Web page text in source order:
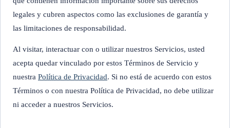
legales y cubren aspectos como las exclusiones de garantía y
las limitaciones de responsabilidad.
Al visitar, interactuar con o utilizar nuestros Servicios, usted
acepta quedar vinculado por estos Términos de Servicio y
nuestra Política de Privacidad. Si no está de acuerdo con estos
Términos o con nuestra Política de Privacidad, no debe utilizar
ni acceder a nuestros Servicios.